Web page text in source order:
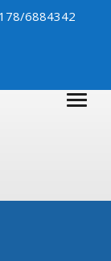
6884342